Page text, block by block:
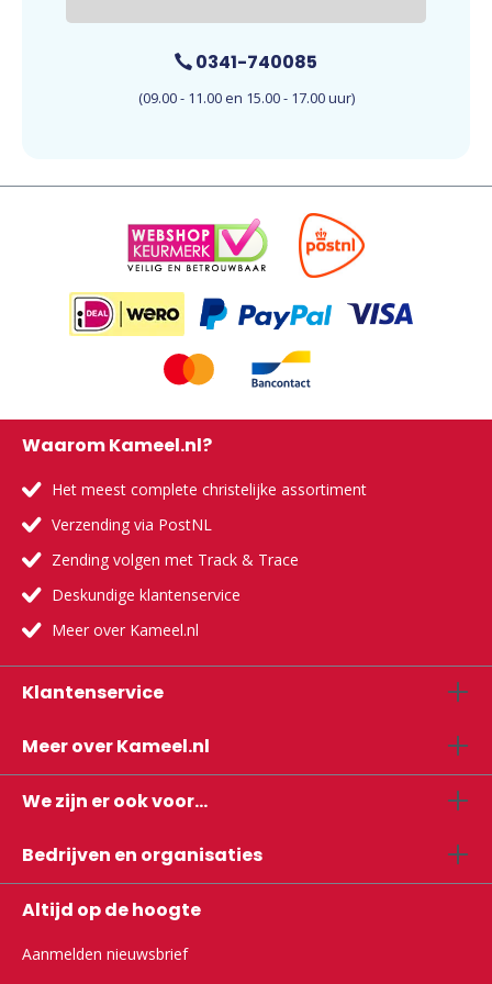
0341-740085
(09.00 - 11.00 en 15.00 - 17.00 uur)
Waarom Kameel.nl?
Het meest complete christelijke assortiment
Verzending via PostNL
Zending volgen met Track & Trace
Deskundige klantenservice
Meer over Kameel.nl
Klantenservice
Meer over Kameel.nl
We zijn er ook voor...
Bedrijven en organisaties
Altijd op de hoogte
Aanmelden nieuwsbrief